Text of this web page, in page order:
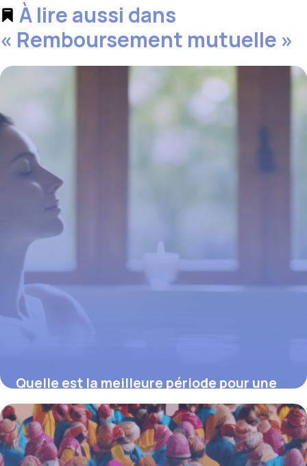
À lire aussi dans
« Remboursement mutuelle »
Quelle est la meilleure période pour une
cure thermale : conseils d’experts pour
optimiser ses bienfaits
16 juin 2026